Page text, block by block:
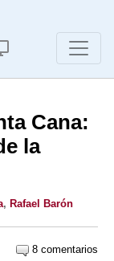
Cana:
la
, Rafael Barón
8 comentarios